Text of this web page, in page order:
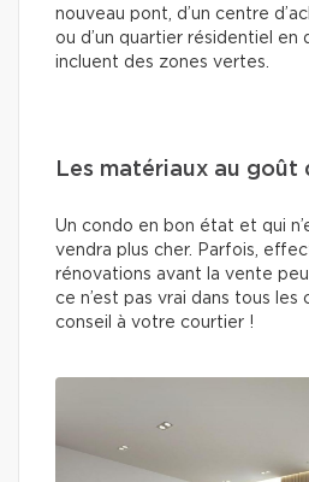
nouveau pont, d’un centre
ou d’un quartier résidentiel
incluent des zones vertes.
Les matériaux au goût
Un condo en bon état et qui
vendra plus cher. Parfois,
rénovations avant la vente
ce n’est pas vrai dans tous les
conseil à votre courtier !